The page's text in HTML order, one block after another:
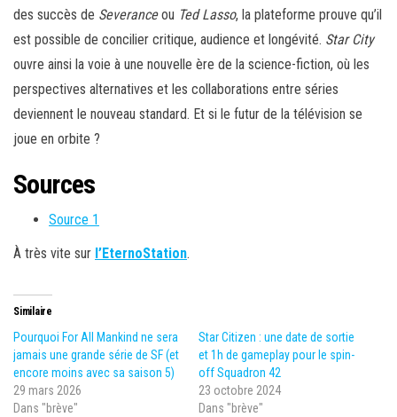
des succès de Severanceou Ted Lasso, la plateforme prouve qu’il
est possible de concilier critique, audience et longévité. Star City
ouvre ainsi la voie à une nouvelle ère de la science-fiction, où les
perspectives alternatives et les collaborations entre séries
deviennent le nouveau standard. Et si le futur de la télévision se
joue en orbite ?
Sources
Source 1
À très vite sur l’EternoStation.
Similaire
Pourquoi For All Mankind ne sera
jamais une grande série de SF (et
encore moins avec sa saison 5)
29 mars 2026
Dans "brève"
Star Citizen : une date de sortie
et 1h de gameplay pour le spin-
off Squadron 42
23 octobre 2024
Dans "brève"